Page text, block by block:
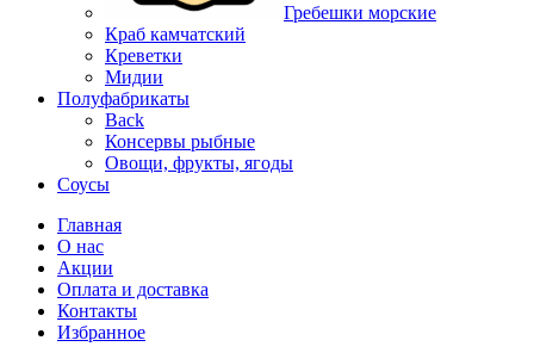
Гребешки морские
Краб камчатский
Креветки
Мидии
Полуфабрикаты
Back
Консервы рыбные
Овощи, фрукты, ягоды
Соусы
Главная
О нас
Акции
Оплата и доставка
Контакты
Избранное